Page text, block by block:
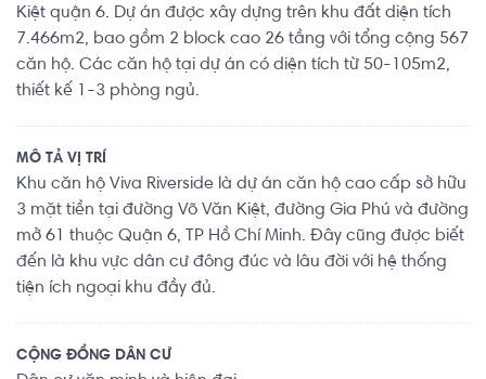
Kiệt quận 6. Dự án được xây dựng trên khu đất diện tích
7.466m2, bao gồm 2 block cao 26 tầng với tổng cộng 567
căn hộ. Các căn hộ tại dự án có diện tích từ 50-105m2,
thiết kế 1-3 phòng ngủ.
MÔ TẢ VỊ TRÍ
Khu căn hộ Viva Riverside là dự án căn hộ cao cấp sở hữu
3 mặt tiền tại đường Võ Văn Kiệt, đường Gia Phú và đường
mở 61 thuộc Quận 6, TP Hồ Chí Minh. Đây cũng được biết
đến là khu vực dân cư đông đúc và lâu đời với hệ thống
tiện ích ngoại khu đầy đủ.
CỘNG ĐỒNG DÂN CƯ